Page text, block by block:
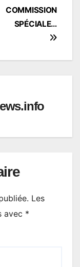
COMMISSION
SPÉCIALE…
Les
avec *